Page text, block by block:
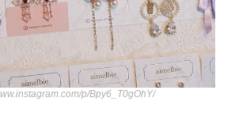
p/Bpy6_T0gOhY/